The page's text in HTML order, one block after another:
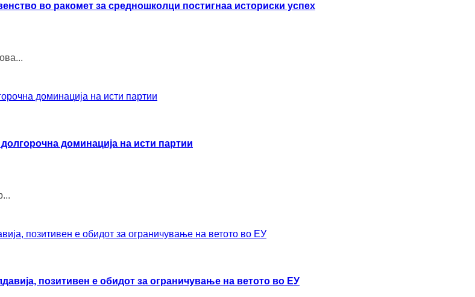
во ракомет за средношколци постигнаа историски успех
доминација на исти партии
позитивен е обидот за ограничување на ветото во ЕУ